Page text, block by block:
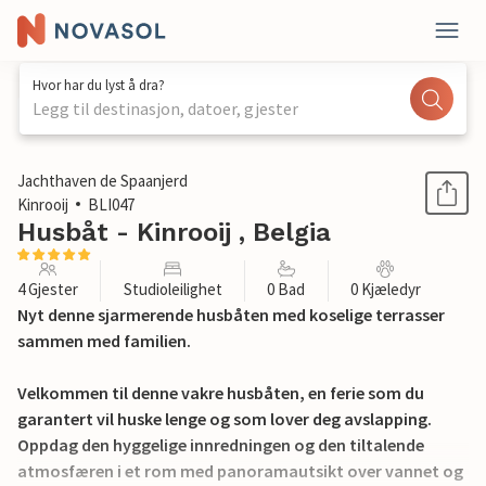
Hvor har du lyst å dra?
Legg til destinasjon, datoer, gjester
1 / 14
Jachthaven de Spaanjerd
Kinrooij
BLI047
Husbåt - Kinrooij , Belgia
4 Gjester Studioleilighet 0 Bad 0 Kjæledyr
Nyt denne sjarmerende husbåten med koselige terrasser
sammen med familien.
Velkommen til denne vakre husbåten, en ferie som du
garantert vil huske lenge og som lover deg avslapping.
Oppdag den hyggelige innredningen og den tiltalende
atmosfæren i et rom med panoramautsikt over vannet og